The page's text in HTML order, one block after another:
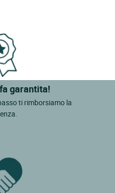
garantita!
ti rimborsiamo la